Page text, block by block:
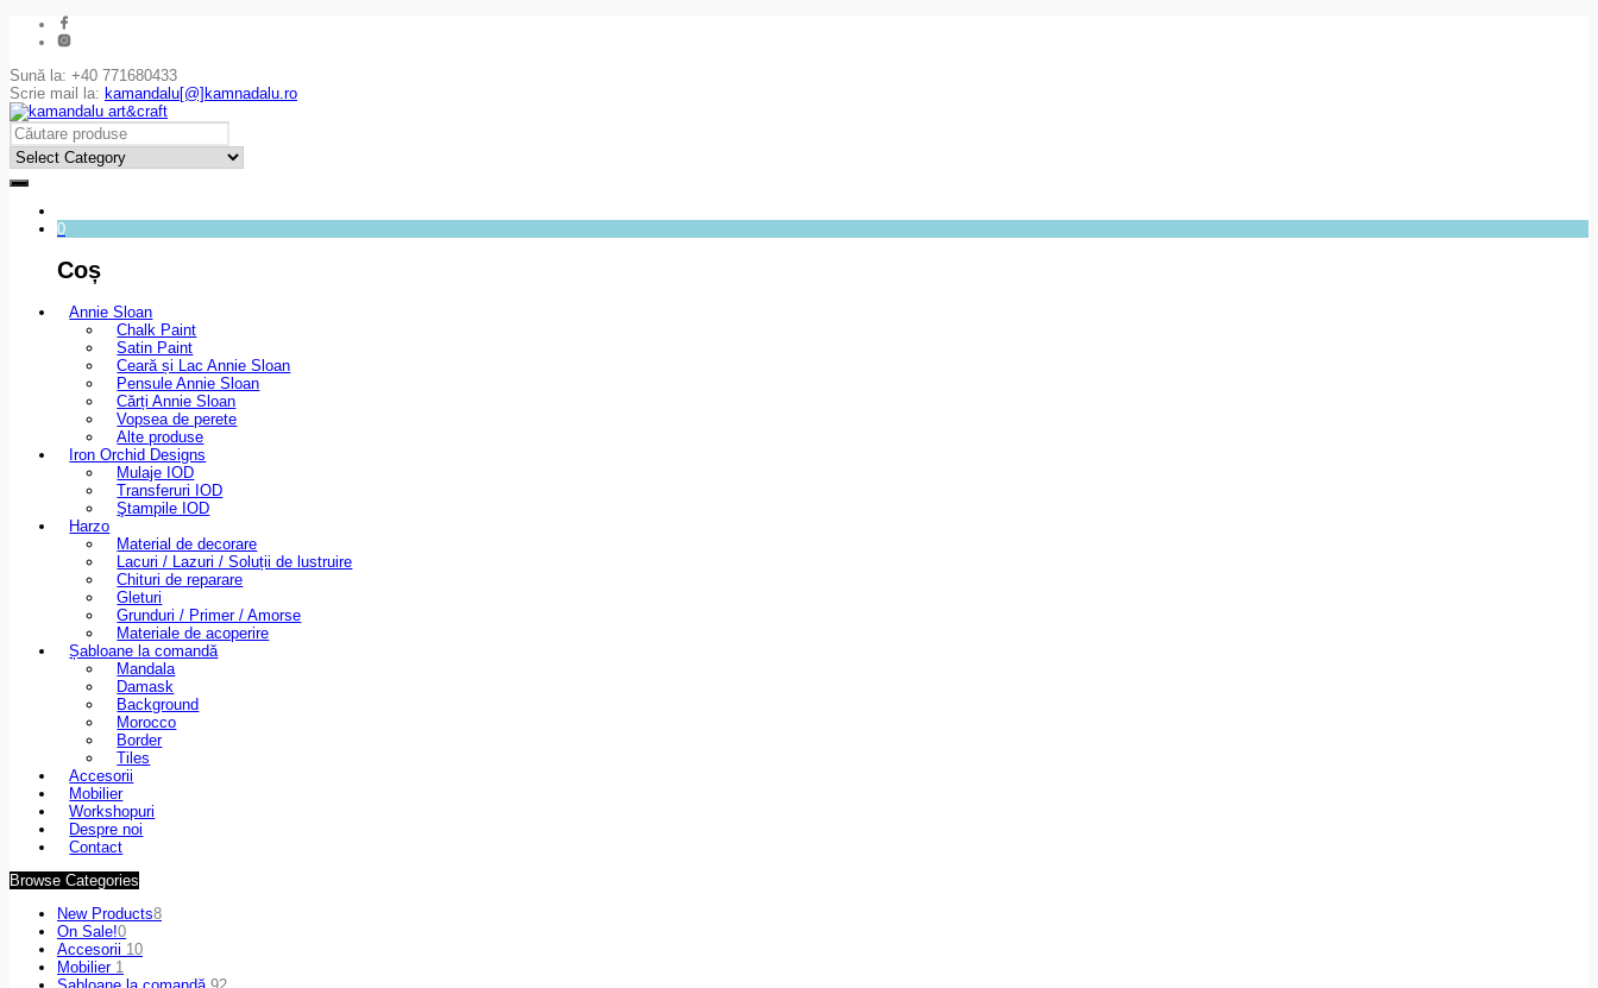
Sună la: +40 771680433
Scrie mail la: kamandalu[@]kamnadalu.ro
0
Coș
Annie Sloan
Chalk Paint
Satin Paint
Ceară și Lac Annie Sloan
Pensule Annie Sloan
Cărți Annie Sloan
Vopsea de perete
Alte produse
Iron Orchid Designs
Mulaje IOD
Transferuri IOD
Ştampile IOD
Harzo
Material de decorare
Lacuri / Lazuri / Soluții de lustruire
Chituri de reparare
Gleturi
Grunduri / Primer / Amorse
Materiale de acoperire
Șabloane la comandă
Mandala
Damask
Background
Morocco
Border
Tiles
Accesorii
Mobilier
Workshopuri
Despre noi
Contact
Browse Categories
New Products8
On Sale!0
Accesorii 10
Mobilier 1